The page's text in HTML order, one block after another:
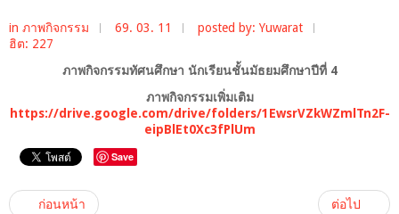
in ภาพกิจกรรม 69. 03. 11
posted by: Yuwarat
ฮิต: 227
ภาพกิจกรรมทัศนศึกษา นักเรียนชั้นมัธยมศึกษาปีที่ 4
ภาพกิจกรรมเพิ่มเติม
https://drive.google.com/drive/folders/1EwsrVZkWZmlTn2F-
eipBlEt0Xc3fPlUm
Save
ก่อนหน้า ต่อไป